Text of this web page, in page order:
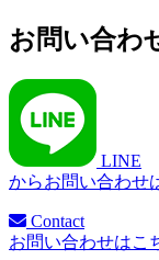
お問い合わ
LINE
からお問い合わせ
Contact
お問い合わせはこ